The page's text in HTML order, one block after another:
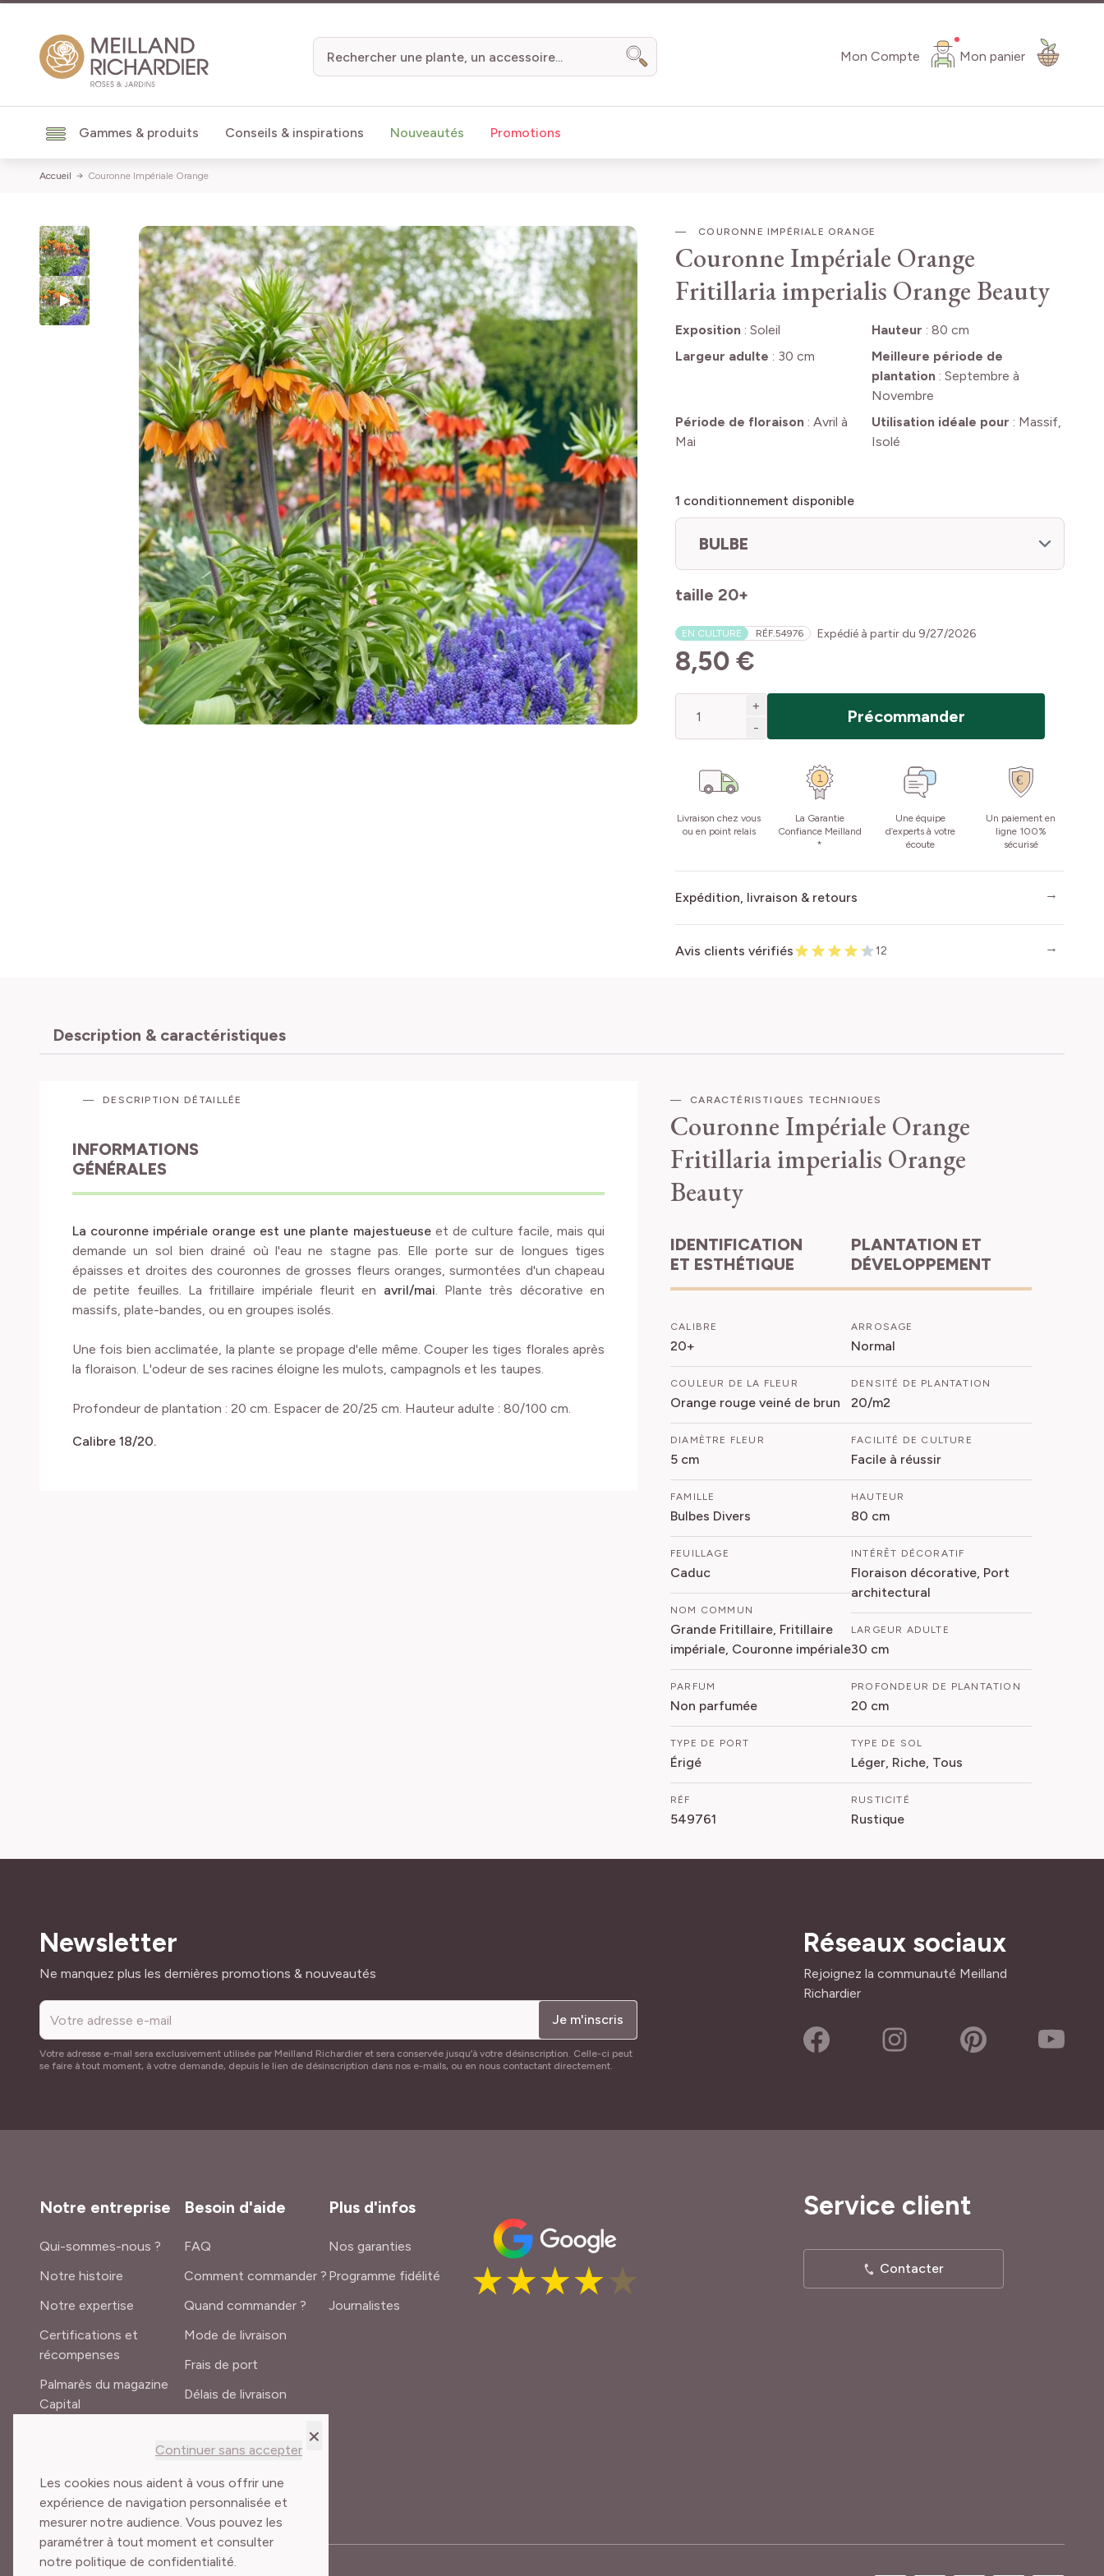
×
Continuer sans accepter
Les cookies nous aident à vous offrir une
expérience de navigation personnalisée et
mesurer notre audience. Vous pouvez les
paramétrer à tout moment et consulter
notre politique de confidentialité.
Mon Compte Mon panier
Gammes & produits Conseils & inspirations Nouveautés Promotions
Chercher
Accueil Couronne Impériale Orange
COURONNE IMPÉRIALE ORANGE
Couronne Impériale Orange
Fritillaria imperialis Orange Beauty
Exposition: Soleil Hauteur : 80 cm
Largeur adulte : 30 cm
Meilleure période de
plantation: Septembre à
Novembre
Période de floraison: Avril à
Mai
Utilisation idéale pour : Massif,
Isolé
1 conditionnement disponible
BULBE
taille 20+
EN CULTURE RÉF.54976 Expédié à partir du 9/27/2026
8,50 €
+
-
Précommander
Livraison chez vous
ou en point relais
La Garantie
Confiance Meilland
*
Une équipe
d’experts à votre
écoute
Un paiement en
ligne 100%
sécurisé
Expédition, livraison & retours
Avis clients vérifiés 12
Description & caractéristiques
DESCRIPTION DÉTAILLÉE
INFORMATIONS
GÉNÉRALES
La couronne impériale orange est une plante majestueuse et de culture facile, mais qui
demande un sol bien drainé où l'eau ne stagne pas. Elle porte sur de longues tiges
épaisses et droites des couronnes de grosses fleurs oranges, surmontées d'un chapeau
de petite feuilles. La fritillaire impériale fleurit en avril/mai. Plante très décorative en
massifs, plate-bandes, ou en groupes isolés.
Une fois bien acclimatée, la plante se propage d'elle même. Couper les tiges florales après
la floraison. L'odeur de ses racines éloigne les mulots, campagnols et les taupes.
Profondeur de plantation : 20 cm. Espacer de 20/25 cm. Hauteur adulte : 80/100 cm.
Calibre 18/20.
CARACTÉRISTIQUES TECHNIQUES
Couronne Impériale Orange
Fritillaria imperialis Orange
Beauty
IDENTIFICATION
ET ESTHÉTIQUE
CALIBRE
20+
COULEUR DE LA FLEUR
Orange rouge veiné de brun
DIAMÈTRE FLEUR
5 cm
FAMILLE
Bulbes Divers
FEUILLAGE
Caduc
NOM COMMUN
Grande Fritillaire, Fritillaire
impériale, Couronne impériale
PARFUM
Non parfumée
TYPE DE PORT
Érigé
RÉF
549761
PLANTATION ET
DÉVELOPPEMENT
ARROSAGE
Normal
DENSITÉ DE PLANTATION
20/m2
FACILITÉ DE CULTURE
Facile à réussir
HAUTEUR
80 cm
INTÉRÊT DÉCORATIF
Floraison décorative, Port
architectural
LARGEUR ADULTE
30 cm
PROFONDEUR DE PLANTATION
20 cm
TYPE DE SOL
Léger, Riche, Tous
RUSTICITÉ
Rustique
Newsletter
Adresse mail
Ne manquez plus les dernières promotions & nouveautés
Je m'inscris
Votre adresse e-mail sera exclusivement utilisée par Meilland Richardier et sera conservée jusqu’à votre désinscription. Celle-ci peut
se faire à tout moment, à votre demande, depuis le lien de désinscription dans nos e-mails, ou en nous contactant directement.
Réseaux sociaux
Rejoignez la communauté Meilland
Richardier
Notre entreprise
Qui-sommes-nous ?
Notre histoire
Notre expertise
Certifications et
récompenses
Palmarès du magazine
Capital
Besoin d'aide
FAQ
Comment commander ?
Quand commander ?
Mode de livraison
Frais de port
Délais de livraison
Plus d'infos
Nos garanties
Programme fidélité
Journalistes
Service client
Contacter